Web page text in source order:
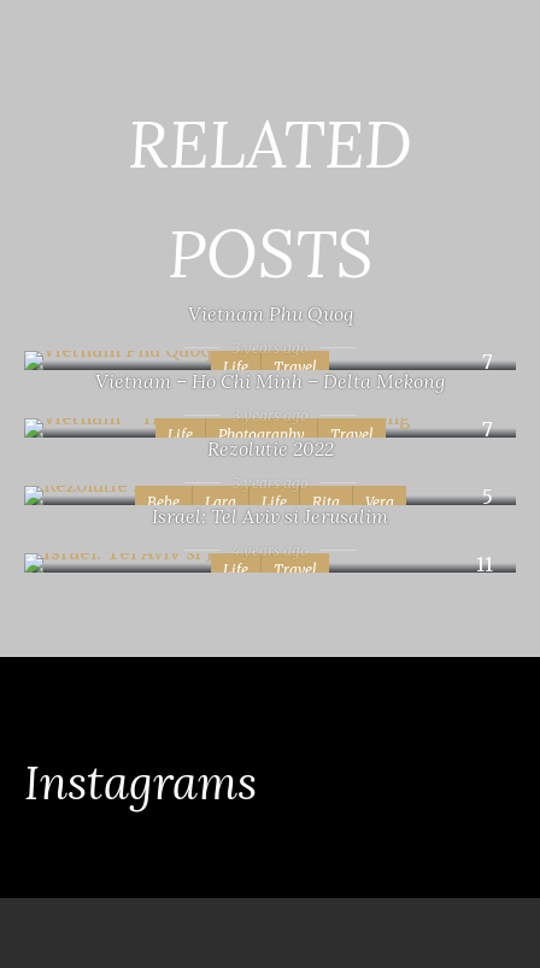
RELATED
POSTS
Life Travel 7
Vietnam Phu Quoq
3 years ago
Life Photography Travel 7
Vietnam – Ho Chi Minh – Delta Mekong
3 years ago
Bebe Lara Life Rita Vera 5
Rezolutie 2022
3 years ago
Life Travel 11
Israel: Tel Aviv si Jerusalim
4 years ago
Instagrams